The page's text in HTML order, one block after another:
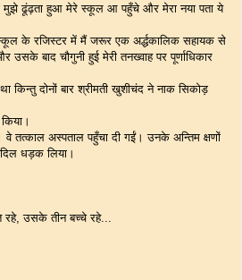
मुझे ढूंढ़ता हुआ मेरे स्कूल आ पहुँचे और मेरा नया पता ये
के रजिस्टर में मैं जरूर एक अर्द्धकालिक सहायक से
बाद चौगुनी हुई मेरी तनख्वाह पर पूर्णाधिकार
किन्तु दोनों बार श्रीमती खुशीचंद ने नाक सिकोड़
तत्काल अस्पताल पहुँचा दी गईं। उनके अन्तिम क्षणों
धड़क लिया।
रहे, उसके तीन बच्चे रहे...